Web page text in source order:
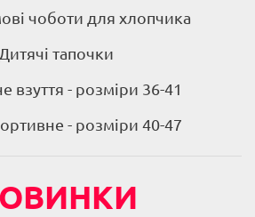
чоботи для хлопчика
Дитячі тапочки
взуття - розміри 36-41
- розміри 40-47